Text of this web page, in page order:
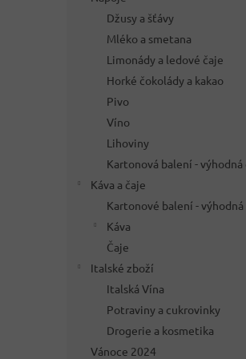
Džusy a šťávy
Mléko a smetana
Limonády a ledové čaje
Horké čokolády a kakao
Pivo
Víno
Lihoviny
Kartonová balení - výhodná
Káva a čaje
Kartonové balení - výhodná
Káva
Čaje
Italské zboží
Italská Vína
Potraviny a cukrovinky
Drogerie a kosmetika
Vánoce 2024